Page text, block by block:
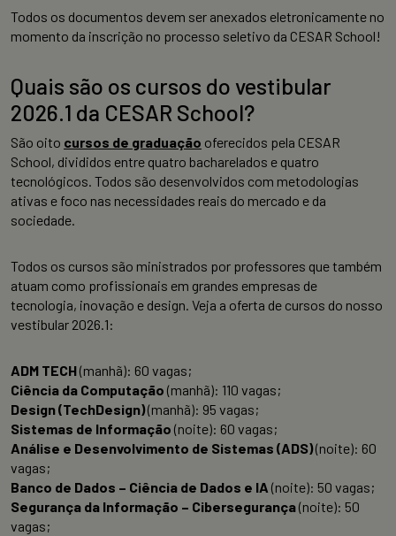
Todos os documentos devem ser anexados eletronicamente no
momento da inscrição no processo seletivo da CESAR School!
Quais são os cursos do vestibular
2026.1 da CESAR School?
São oito cursos de graduação oferecidos pela CESAR
School, divididos entre quatro bacharelados e quatro
tecnológicos. Todos são desenvolvidos com metodologias
ativas e foco nas necessidades reais do mercado e da
sociedade.
Todos os cursos são ministrados por professores que também
atuam como profissionais em grandes empresas de
tecnologia, inovação e design. Veja a oferta de cursos do nosso
vestibular 2026.1:
ADM TECH(manhã): 60 vagas;
Ciência da Computação (manhã): 110 vagas;
Design (TechDesign)(manhã): 95 vagas;
Sistemas de Informação (noite): 60 vagas;
Análise e Desenvolvimento de Sistemas (ADS)(noite): 60
vagas;
Banco de Dados – Ciência de Dados e IA (noite): 50 vagas;
Segurança da Informação – Cibersegurança(noite): 50
vagas;